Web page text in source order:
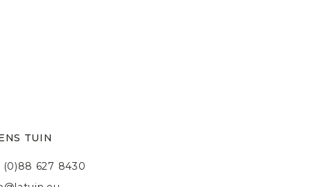
TUIN
(0)88 627 8430